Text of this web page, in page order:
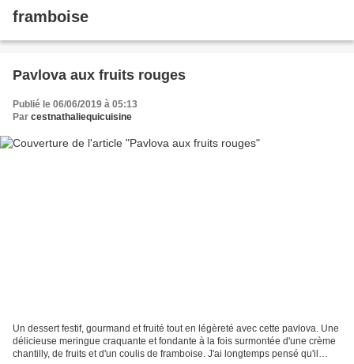
framboise
Pavlova aux fruits rouges
Publié le 06/06/2019 à 05:13
Par cestnathaliequicuisine
Un dessert festif, gourmand et fruité tout en légèreté avec cette pavlova. Une
délicieuse meringue craquante et fondante à la fois surmontée d'une crème
chantilly, de fruits et d'un coulis de framboise. J'ai longtemps pensé qu'il